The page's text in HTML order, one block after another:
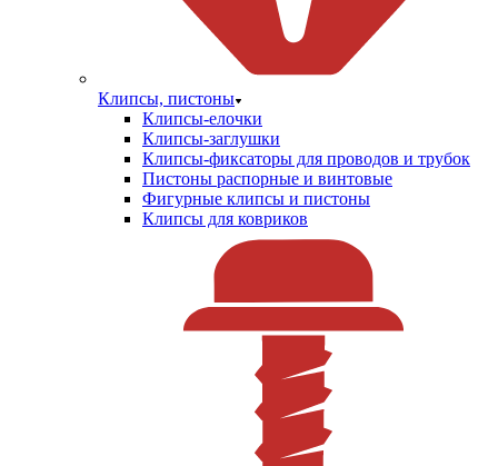
Клипсы, пистоны
Клипсы-елочки
Клипсы-заглушки
Клипсы-фиксаторы для проводов и трубок
Пистоны распорные и винтовые
Фигурные клипсы и пистоны
Клипсы для ковриков